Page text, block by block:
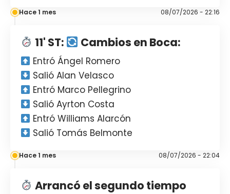
Hace 1 mes 08/07/2026 - 22:16
11' ST: Cambios en Boca:
Entró Ángel Romero
Salió Alan Velasco
Entró Marco Pellegrino
Salió Ayrton Costa
Entró Williams Alarcón
Salió Tomás Belmonte
Hace 1 mes 08/07/2026 - 22:04
Arrancó el segundo tiempo